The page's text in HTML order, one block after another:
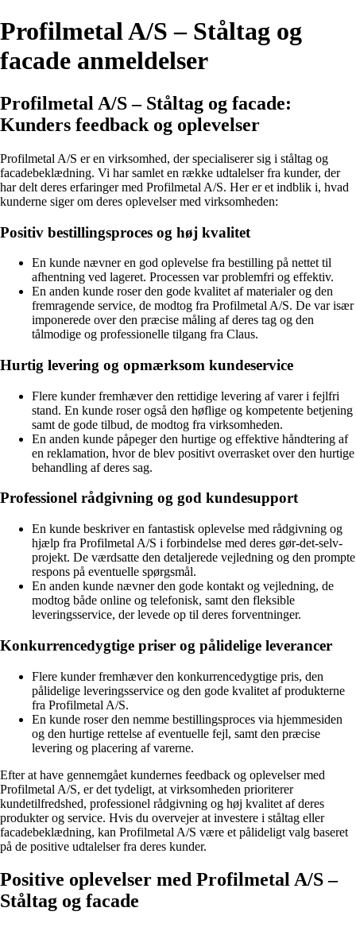
Profilmetal A/S – Ståltag og
facade anmeldelser
Profilmetal A/S – Ståltag og facade:
Kunders feedback og oplevelser
Profilmetal A/S er en virksomhed, der specialiserer sig i ståltag og
facadebeklædning. Vi har samlet en række udtalelser fra kunder, der
har delt deres erfaringer med Profilmetal A/S. Her er et indblik i, hvad
kunderne siger om deres oplevelser med virksomheden:
Positiv bestillingsproces og høj kvalitet
En kunde nævner en god oplevelse fra bestilling på nettet til
afhentning ved lageret. Processen var problemfri og effektiv.
En anden kunde roser den gode kvalitet af materialer og den
fremragende service, de modtog fra Profilmetal A/S. De var især
imponerede over den præcise måling af deres tag og den
tålmodige og professionelle tilgang fra Claus.
Hurtig levering og opmærksom kundeservice
Flere kunder fremhæver den rettidige levering af varer i fejlfri
stand. En kunde roser også den høflige og kompetente betjening
samt de gode tilbud, de modtog fra virksomheden.
En anden kunde påpeger den hurtige og effektive håndtering af
en reklamation, hvor de blev positivt overrasket over den hurtige
behandling af deres sag.
Professionel rådgivning og god kundesupport
En kunde beskriver en fantastisk oplevelse med rådgivning og
hjælp fra Profilmetal A/S i forbindelse med deres gør-det-selv-
projekt. De værdsatte den detaljerede vejledning og den prompte
respons på eventuelle spørgsmål.
En anden kunde nævner den gode kontakt og vejledning, de
modtog både online og telefonisk, samt den fleksible
leveringsservice, der levede op til deres forventninger.
Konkurrencedygtige priser og pålidelige leverancer
Flere kunder fremhæver den konkurrencedygtige pris, den
pålidelige leveringsservice og den gode kvalitet af produkterne
fra Profilmetal A/S.
En kunde roser den nemme bestillingsproces via hjemmesiden
og den hurtige rettelse af eventuelle fejl, samt den præcise
levering og placering af varerne.
Efter at have gennemgået kundernes feedback og oplevelser med
Profilmetal A/S, er det tydeligt, at virksomheden prioriterer
kundetilfredshed, professionel rådgivning og høj kvalitet af deres
produkter og service. Hvis du overvejer at investere i ståltag eller
facadebeklædning, kan Profilmetal A/S være et pålideligt valg baseret
på de positive udtalelser fra deres kunder.
Positive oplevelser med Profilmetal A/S –
Ståltag og facade